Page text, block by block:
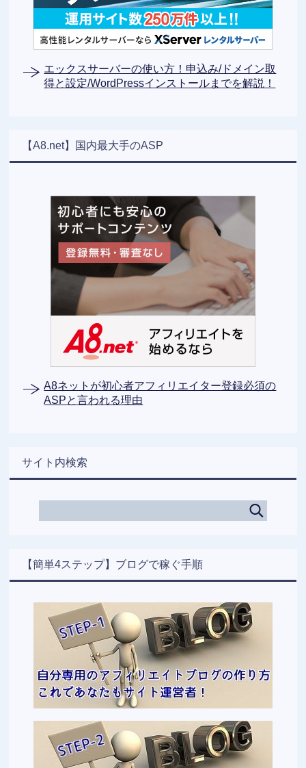
エックスサーバーの使い方！申込み/ドメイン取
得と設定/WordPressインストールまでを解説！
【A8.net】国内最大手のASP
A8ネットが初心者アフィリエイター登録必須の
ASPと言われる理由
サイト内検索
【簡単4ステップ】ブログで稼ぐ手順